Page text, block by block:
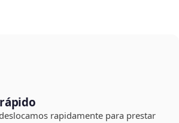
rapidamente para prestar